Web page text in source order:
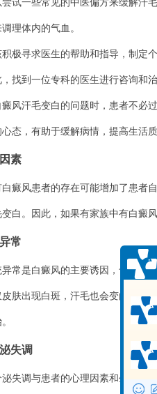
一些常见的中医偏方来缓解汗毛
理体内的气血。
寻求医生的帮助和指导，制定个
找到一位专科的医生进行咨询和
汗毛变白的问题时，患者不必过
态，有助于缓解病情，提高生活质
素
风患者的存在可能增加了患者自
白。因此，如果有家族中有白癜
常
是白癜风的主要诱因，也可能导
肤出现白斑，汗毛也会变白。针
失调
调与患者的心理因素和生活压力